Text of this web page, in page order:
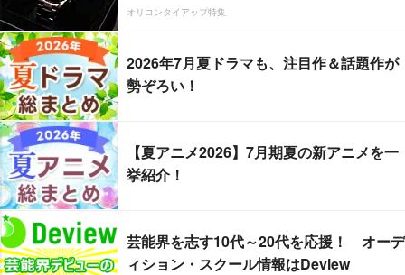
オリコンタイアップ特集
2026年7月夏ドラマも、注目作＆話題作が
勢ぞろい！
【夏アニメ2026】7月期夏の新アニメを一
挙紹介！
芸能界を志す10代～20代を応援！ オーデ
ィション・スクール情報はDeview